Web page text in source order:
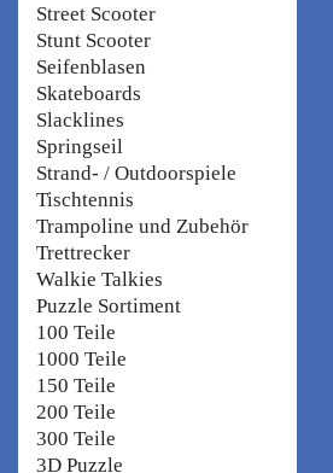
Street Scooter
Stunt Scooter
Seifenblasen
Skateboards
Slacklines
Springseil
Strand- / Outdoorspiele
Tischtennis
Trampoline und Zubehör
Trettrecker
Walkie Talkies
Puzzle Sortiment
100 Teile
1000 Teile
150 Teile
200 Teile
300 Teile
3D Puzzle